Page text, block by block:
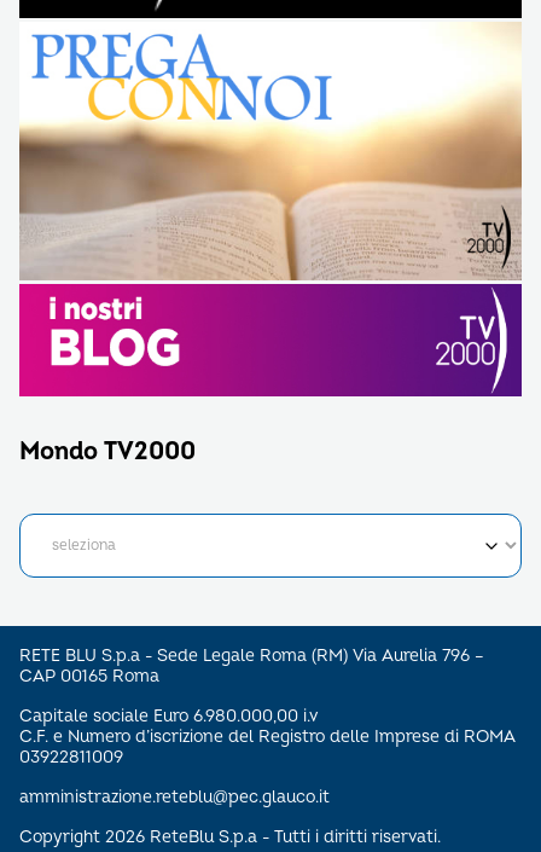
Mondo TV2000
RETE BLU S.p.a - Sede Legale Roma (RM) Via Aurelia 796 –
CAP 00165 Roma
Capitale sociale Euro 6.980.000,00 i.v
C.F. e Numero d’iscrizione del Registro delle Imprese di ROMA
03922811009
amministrazione.reteblu@pec.glauco.it
Copyright 2026 ReteBlu S.p.a - Tutti i diritti riservati.